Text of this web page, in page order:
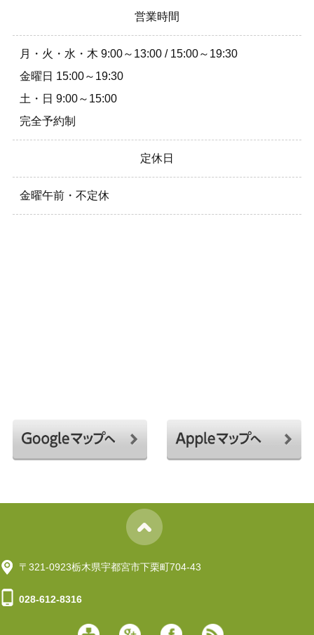
営業時間
月・火・水・木 9:00～13:00 / 15:00～19:30
金曜日 15:00～19:30
土・日 9:00～15:00
完全予約制
定休日
金曜午前・不定休
〒321-0923栃木県宇都宮市下栗町704-43
028-612-8316